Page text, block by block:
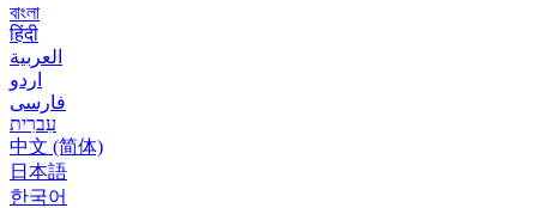
বাংলা
हिंदी
العربية
اردو
فارسی
עִברִית
中文 (简体)
日本語
한국어